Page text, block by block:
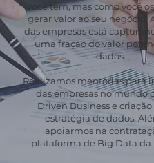
você tem, mas como você
gerar valor ao seu negócio.
das empresas está
uma fração do valor
dados.
Realizamos mentorias para
das empresas no mundo
Driven Business e criação
estratégia de dados.
apoiarmos na
plataforma de Big Data da